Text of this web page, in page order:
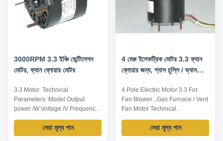
3000RPM 3.3 ইঞ্চি ভেন্টিলেশন
মোটর, ফ্যান ব্লোয়ার মোটর
3.3 Motor ​ Technical
Parameters: Model Output
power /W Voltage /V Frequency
/Hz Rated current /A Pole Speed
/RPM TDR-60-2 60 115 60 1.3 2
3000 TDR-65-2 65 120 60 0.88
সেরা মূল্য পান
4 মেরু ইলেকট্রিক মোটর 3.3 ফ্যান
ব্লোয়ার জন্য, গ্যাস চুল্লি / ভ্যান
4 Pole Electric Motor 3.3 For
Fan Blower , Gas Furnace / Vent
Fan Motor Technical
Parameters: Model Output
power /W Voltage /V Frequency
/Hz Rated current /A Pole Speed
সেরা মূল্য পান